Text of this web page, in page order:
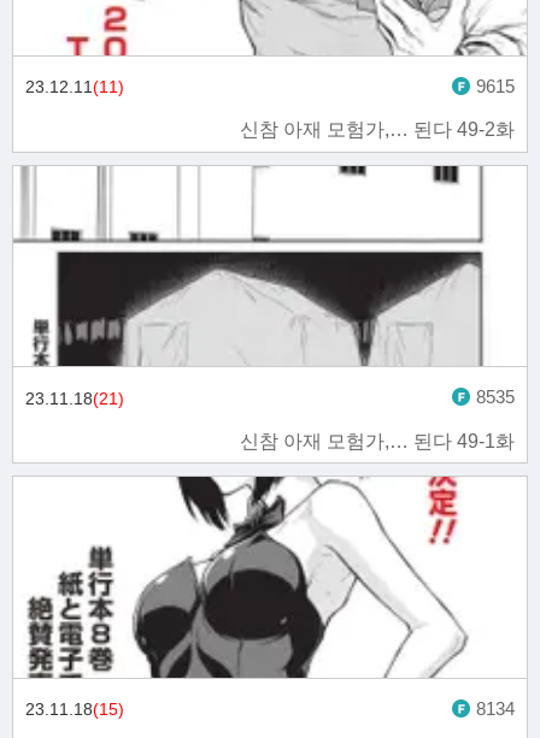
신참 아재 모험가,… 된다 49-2화
23.12.11(11) 9615
신참 아재 모험가,… 된다 49-1화
23.11.18(21) 8535
23.11.18(15) 8134